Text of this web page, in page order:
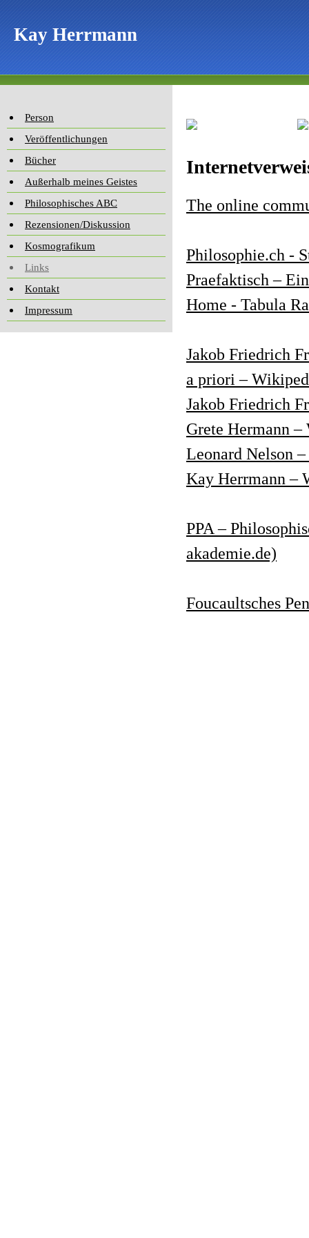
Kay Herrmann
Person
Veröffentlichungen
Bücher
Außerhalb meines Geistes
Philosophisches ABC
Rezensionen/Diskussion
Kosmografikum
Links
Kontakt
Impressum
The online
Philosophie.ch -
Praefaktisch –
Home - Tabula
Jakob Friedrich
a priori –
Jakob Friedrich
Grete Hermann
Leonard Nelson
Kay Herrmann –
PPA –
akademie.de)
Foucaultsches